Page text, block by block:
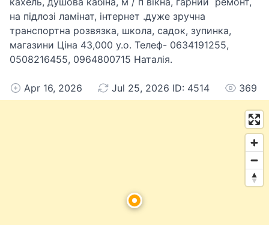
на підлозі ламінат, інтернет .дуже зручна
транспортна розвязка, школа, садок, зупинка,
магазини Ціна 43,000 у.о. Телеф- 0634191255,
0508216455, 0964800715 Наталія.
Apr 16, 2026 Jul 25, 2026 ID: 4514 369